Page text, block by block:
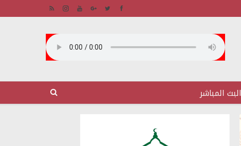
البث المباشر